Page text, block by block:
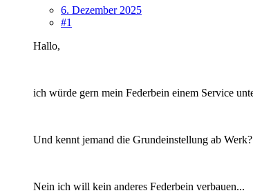
6. Dezember 2025
#1
Hallo,
ich würde gern mein Federbein einem Service
Und kennt jemand die Grundeinstellung ab Werk?
Nein ich will kein anderes Federbein verbauen...